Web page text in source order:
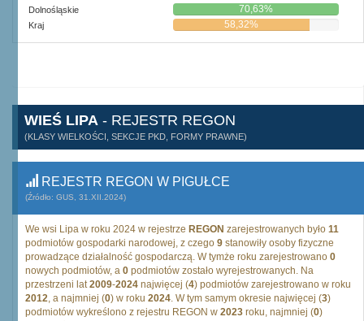
Dolnośląskie 70,63%
Kraj 58,32%
WIEŚ LIPA - REJESTR REGON
(KLASY WIELKOŚCI, SEKCJE PKD, FORMY PRAWNE)
REJESTR REGON W PIGUŁCE
(Źródło: GUS, 31.XII.2024)
We wsi Lipa w roku 2024 w rejestrze REGON zarejestrowanych było 11
podmiotów gospodarki narodowej, z czego 9 stanowiły osoby fizyczne
prowadzące działalność gospodarczą. W tymże roku zarejestrowano 0
nowych podmiotów, a 0 podmiotów zostało wyrejestrowanych. Na
przestrzeni lat2009-2024 najwięcej (4) podmiotów zarejestrowano w roku
2012, a najmniej (0) w roku 2024. W tym samym okresie najwięcej (3)
podmiotów wykreślono z rejestru REGON w 2023 roku, najmniej (0)